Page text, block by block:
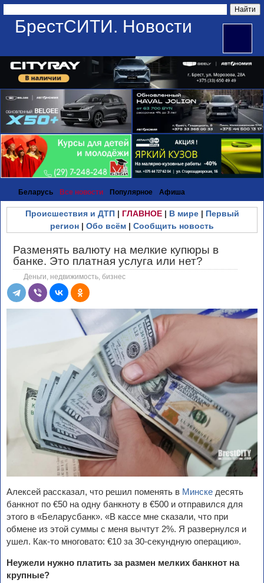
БрестСИТИ. Новости
Беларусь Все новости Популярное Афиша
Происшествия и ДТП| ГЛАВНОЕ| В мире| Первый
регион | Обо всём | Сообщить новость
Разменять валюту на мелкие купюры в
банке. Это платная услуга или нет?
Деньги, недвижимость, бизнес
Алексей рассказал, что решил поменять в Минске десять
банкнот по €50 на одну банкноту в €500 и отправился для
этого в «Беларусбанк». «В кассе мне сказали, что при
обмене из этой суммы с меня вычтут 2%. Я развернулся и
ушел. Как-то многовато: €10 за 30-секундную операцию».
Неужели нужно платить за размен мелких банкнот на
крупные?